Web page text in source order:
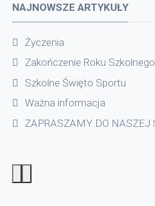
NAJNOWSZE ARTYKUŁY
Życzenia
Zakończenie Roku Szkolnego
Szkolne Święto Sportu
Ważna informacja
ZAPRASZAMY DO NASZEJ